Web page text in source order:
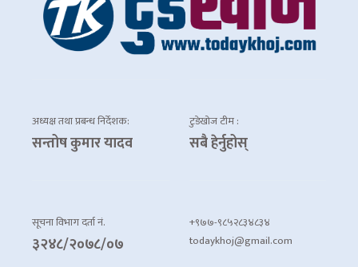
अध्यक्ष तथा प्रबन्ध निर्देशक:
सन्तोष कुमार यादव
टुडेखोज टीम :
सबै हेर्नुहोस्
सूचना विभाग दर्ता नं.
३२४८/२०७८/०७
+९७७-९८५२८३४८३४
todaykhoj@gmail.com